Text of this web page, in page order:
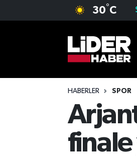
30°C
HABERLER SPOR
Nöbetçi Eczaneler
Hava Durumu
İstanbul Namaz Vakitleri
Trafik Durumu
Süper Lig Puan Durumu ve